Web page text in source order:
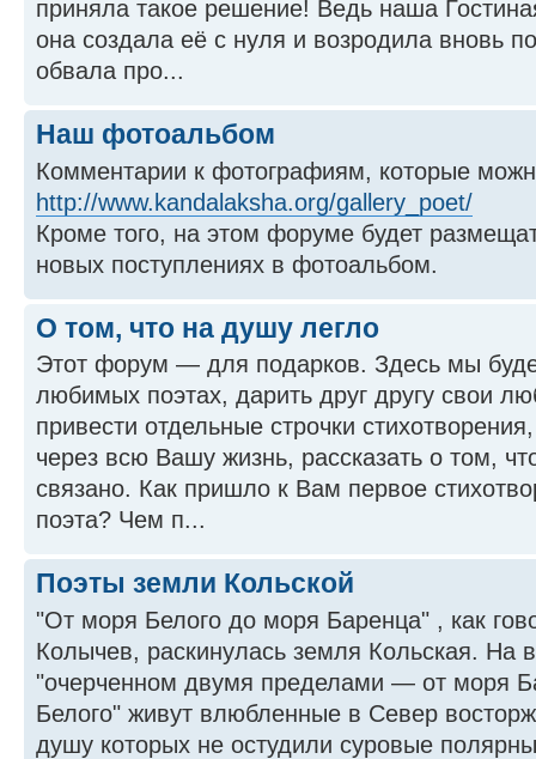
приняла такое решение! Ведь наша
она создала её с нуля и возродила вновь
обвала про...
Наш фотоальбом
Комментарии к фотографиям, которые
http://www.kandalaksha.org/gallery_poet/
Кроме того, на этом форуме будет
новых поступлениях в фотоальбом.
О том, что на душу легло
Этот форум — для подарков. Здесь мы
любимых поэтах, дарить друг другу свои
привести отдельные строчки
через всю Вашу жизнь, рассказать о том,
связано. Как пришло к Вам первое
поэта? Чем п...
Поэты земли Кольской
"От моря Белого до моря Баренца" , как
Колычев, раскинулась земля Кольская. На
"очерченном двумя пределами — от моря
Белого" живут влюбленные в Север
душу которых не остудили суровые